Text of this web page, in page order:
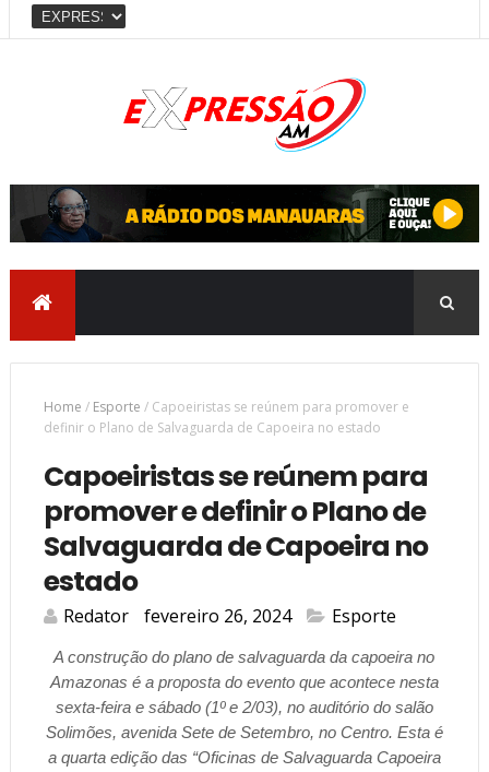
Home / Esporte / Capoeiristas se reúnem para promover e
definir o Plano de Salvaguarda de Capoeira no estado
Capoeiristas se reúnem para
promover e definir o Plano de
Salvaguarda de Capoeira no
estado
Redator fevereiro 26, 2024 Esporte
A construção do plano de salvaguarda da capoeira no
Amazonas é a proposta do evento que acontece nesta
sexta-feira e sábado (1º e 2/03), no auditório do salão
Solimões, avenida Sete de Setembro, no Centro. Esta é
a quarta edição das “Oficinas de Salvaguarda Capoeira